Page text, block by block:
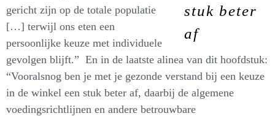
stuk beter
af
gericht zijn op de totale populatie
[…] terwijl ons eten een
persoonlijke keuze met individuele
gevolgen blijft.” En in de laatste alinea van dit hoofdstuk:
“Vooralsnog ben je met je gezonde verstand bij een keuze
in de winkel een stuk beter af, daarbij de algemene
voedingsrichtlijnen en andere betrouwbare